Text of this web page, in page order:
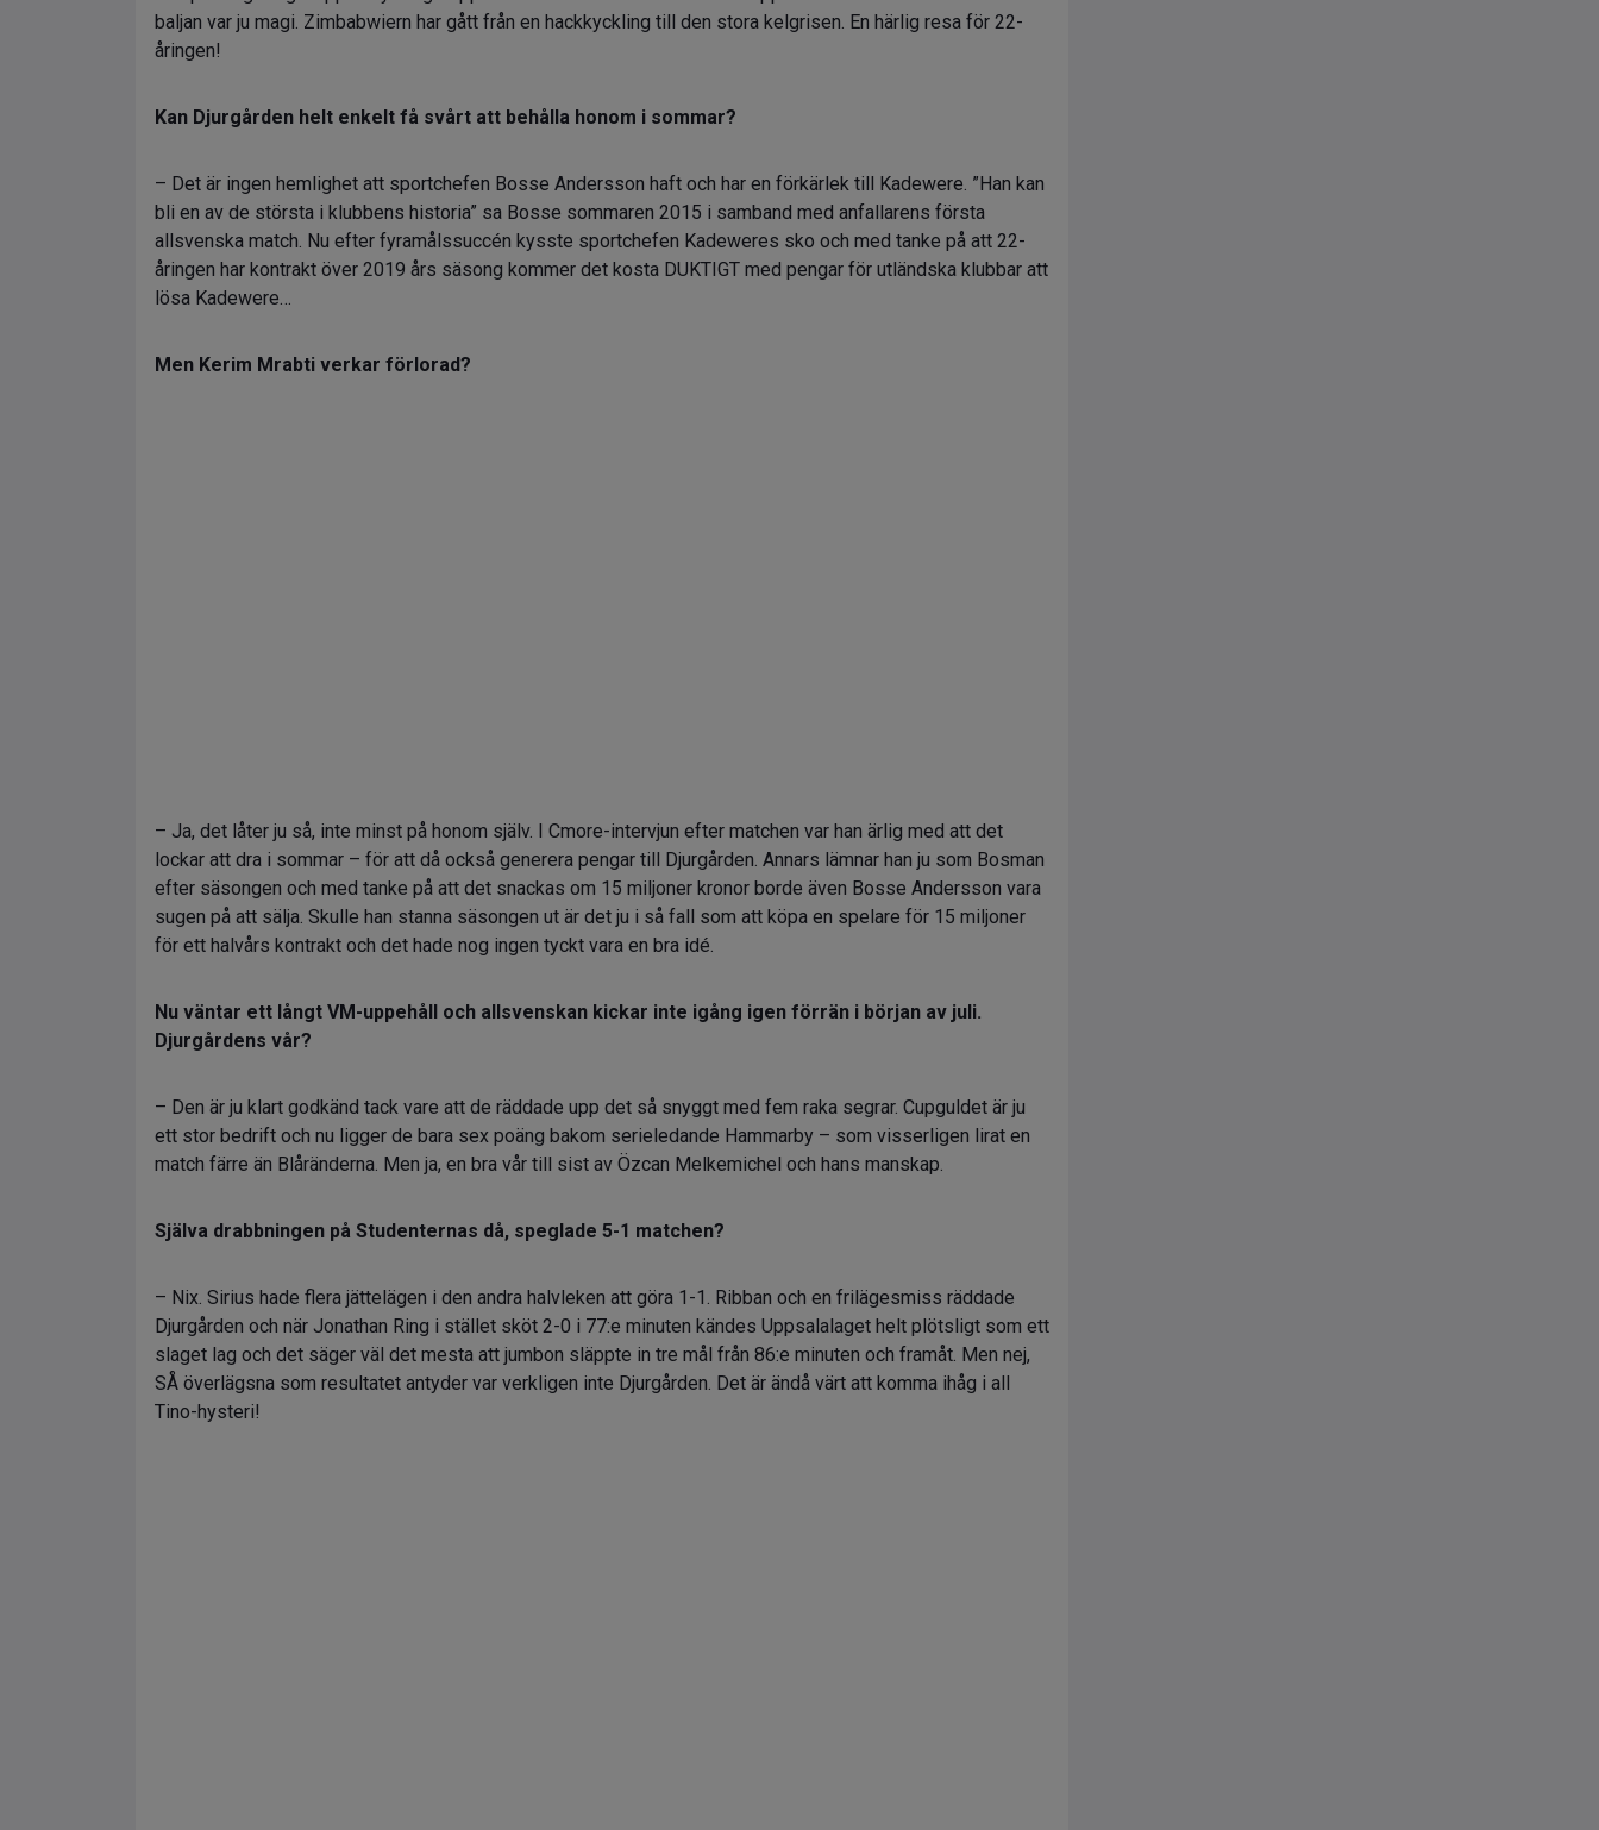
baljan var ju magi. Zimbabwiern har gått från en hackkyckling till den stora kelgrisen. En härlig resa för 22-
åringen!
Kan Djurgården helt enkelt få svårt att behålla honom i sommar?
– Det är ingen hemlighet att sportchefen Bosse Andersson haft och har en förkärlek till Kadewere. ”Han kan
bli en av de största i klubbens historia” sa Bosse sommaren 2015 i samband med anfallarens första
allsvenska match. Nu efter fyramålssuccén kysste sportchefen Kadeweres sko och med tanke på att 22-
åringen har kontrakt över 2019 års säsong kommer det kosta DUKTIGT med pengar för utländska klubbar att
lösa Kadewere…
Men Kerim Mrabti verkar förlorad?
– Ja, det låter ju så, inte minst på honom själv. I Cmore-intervjun efter matchen var han ärlig med att det
lockar att dra i sommar – för att då också generera pengar till Djurgården. Annars lämnar han ju som Bosman
efter säsongen och med tanke på att det snackas om 15 miljoner kronor borde även Bosse Andersson vara
sugen på att sälja. Skulle han stanna säsongen ut är det ju i så fall som att köpa en spelare för 15 miljoner
för ett halvårs kontrakt och det hade nog ingen tyckt vara en bra idé.
Nu väntar ett långt VM-uppehåll och allsvenskan kickar inte igång igen förrän i början av juli.
Djurgårdens vår?
– Den är ju klart godkänd tack vare att de räddade upp det så snyggt med fem raka segrar. Cupguldet är ju
ett stor bedrift och nu ligger de bara sex poäng bakom serieledande Hammarby – som visserligen lirat en
match färre än Blåränderna. Men ja, en bra vår till sist av Özcan Melkemichel och hans manskap.
Själva drabbningen på Studenternas då, speglade 5-1 matchen?
– Nix. Sirius hade flera jättelägen i den andra halvleken att göra 1-1. Ribban och en frilägesmiss räddade
Djurgården och när Jonathan Ring i stället sköt 2-0 i 77:e minuten kändes Uppsalalaget helt plötsligt som ett
slaget lag och det säger väl det mesta att jumbon släppte in tre mål från 86:e minuten och framåt. Men nej,
SÅ överlägsna som resultatet antyder var verkligen inte Djurgården. Det är ändå värt att komma ihåg i all
Tino-hysteri!